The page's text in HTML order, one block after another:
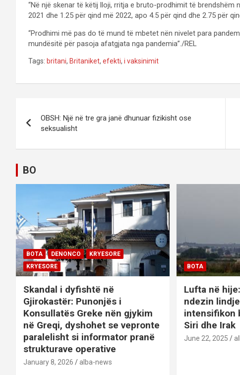
“Në një skenar të këtij lloji, rritja e bruto-prodhimit të
2021 dhe 1.25 për qind më 2022, apo 4.5 për qind dhe 2.75 për
“Prodhimi më pas do të mund të mbetet nën nivelet para
mundësitë për pasoja afatgjata nga pandemia”./REL
Tags: britani, Britaniket, efekti, i vaksinimit
s
t
n
a
v
i
g
a
o
OBSH: Një në tre gra janë dhunuar fizikisht ose
seksualisht
BO
BOTA DENONCO
KRYESORE
KRYESORE
Skandal i dyfishtë në
Gjirokastër: Punonjës i
Konsullatës Greke nën gjykim
në Greqi, dyshohet se vepronte
paralelisht si informator pranë
strukturave operative
January 8, 2026 alba-news
BOTA
Lufta në
ndezin
intensifikon
Siri dhe Irak
June 22, 2025